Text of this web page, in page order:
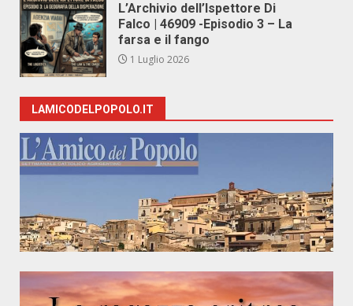
L’Archivio dell’Ispettore Di
Falco | 46909 -Episodio 3 – La
farsa e il fango
1 Luglio 2026
LAMICODELPOPOLO.IT